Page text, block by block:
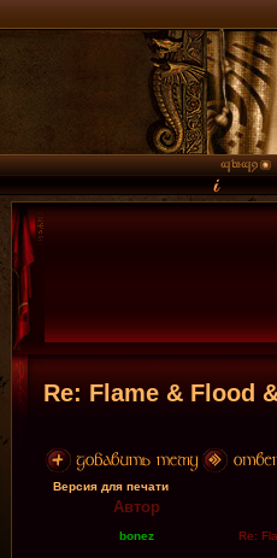
Re: Flame & Flood
Версия для печати
Автор
bonez Re: